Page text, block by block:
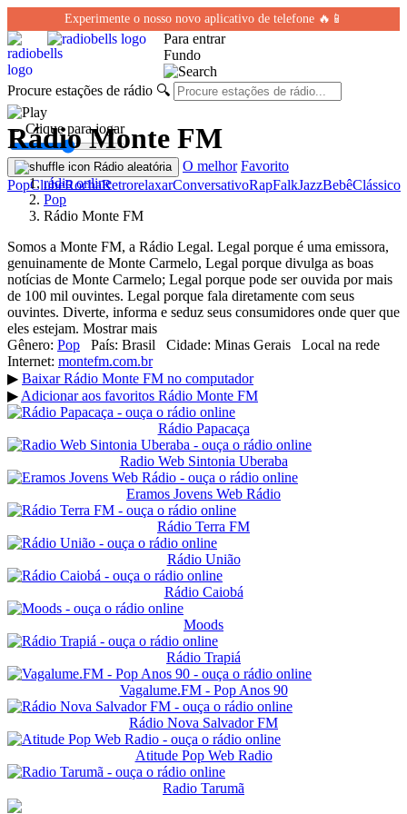
Experimente o nosso novo aplicativo de telefone 🔥📱
Para entrar
Fundo
Procure estações de rádio 🔍
← Clique para jogar
Rádio aleatória O melhor Favorito
PopClubeRochaRetrorelaxarConversativoRapFalkJazzBebêClássico
Rádio Monte FM
rádio online
Pop
Rádio Monte FM
Somos a Monte FM, a Rádio Legal. Legal porque é uma emissora,
genuinamente de Monte Carmelo, Legal porque divulga as boas
notícias de Monte Carmelo; Legal porque pode ser ouvida por mais
de 100 mil ouvintes. Legal porque fala diretamente com seus
ouvintes. Diverte, informa e seduz seus consumidores onde quer que
eles estejam. Mostrar mais
Gênero: Pop País: Brasil Cidade: Minas Gerais Local na rede
Internet: montefm.com.br
▶ Baixar Rádio Monte FM no computador
▶ Adicionar aos favoritos Rádio Monte FM
Rádio Papacaça
Radio Web Sintonia Uberaba
Eramos Jovens Web Rádio
Rádio Terra FM
Rádio União
Rádio Caiobá
Moods
Rádio Trapiá
Vagalume.FM - Pop Anos 90
Rádio Nova Salvador FM
Atitude Pop Web Radio
Radio Tarumã